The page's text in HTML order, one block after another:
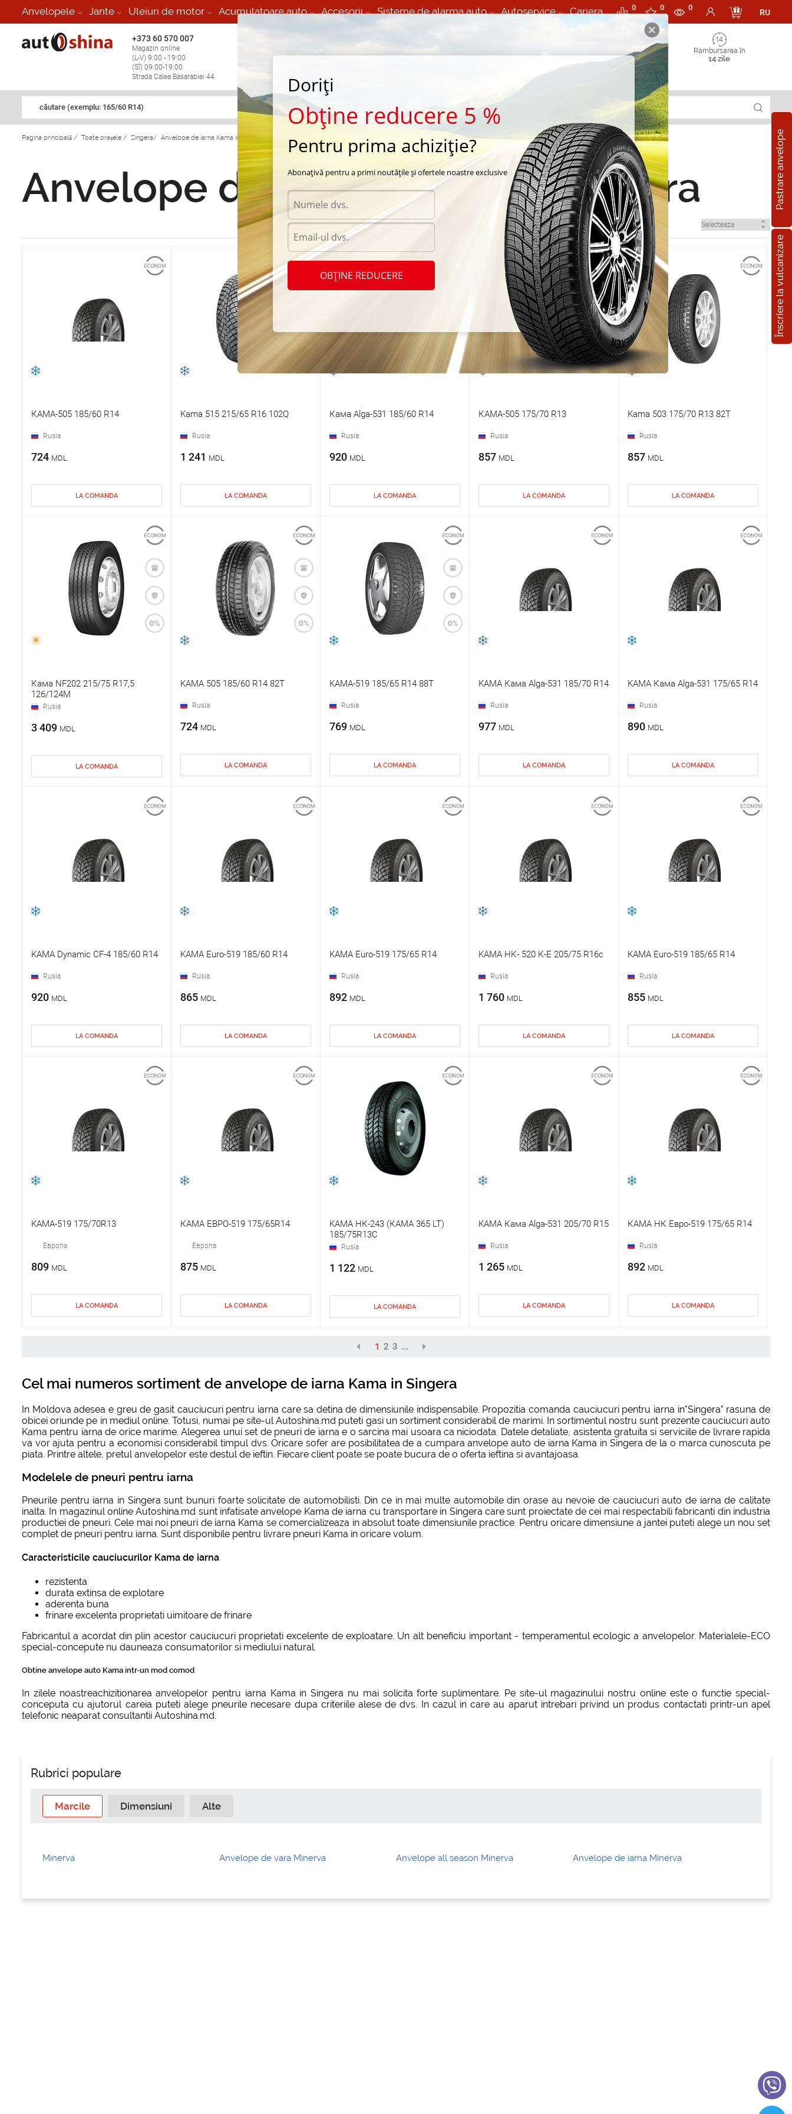
Anvelopele Jante Uleiuri de motor Acumulatoare auto Accesorii Sisteme de alarma auto Autoservice Cariera 0 0 0
RU
+373 60 570 007
Magazin online
(L-V) 9:00 - 19:00
(Sî) 09:00-19:00
Strada Calea Basarabiei 44
stop în toate regiunile
(L-V) 9:00 - 19:00
Rambursarea în
14 zile
căutare (exemplu: 165/60 R14)
Pastrare anvelope
Înscriere la vulcanizare
Pagina principală / Toate orașele / Singera/ Anvelope de iarna Kama in Singera /
Anvelope de iarna Kama in Singera
КАМА-505 185/60 R14
Rusia
724 MDL
LA COMANDA
Kama 515 215/65 R16 102Q
Rusia
1 241 MDL
LA COMANDA
Кама Alga-531 185/60 R14
Rusia
920 MDL
LA COMANDA
КАМА-505 175/70 R13
Rusia
857 MDL
LA COMANDA
Kama 503 175/70 R13 82T
Rusia
857 MDL
LA COMANDA
Кама NF202 215/75 R17,5
126/124M
Rusia
3 409 MDL
LA COMANDA
KAMA 505 185/60 R14 82T
Rusia
724 MDL
LA COMANDA
KAMA-519 185/65 R14 88T
Rusia
769 MDL
LA COMANDA
KAMA Кама Alga-531 185/70 R14
Rusia
977 MDL
LA COMANDA
KAMA Кама Alga-531 175/65 R14
Rusia
890 MDL
LA COMANDA
KAMA Dynamic CF-4 185/60 R14
Rusia
920 MDL
LA COMANDA
KAMA Еuro-519 185/60 R14
Rusia
865 MDL
LA COMANDA
KAMA Еuro-519 175/65 R14
Rusia
892 MDL
LA COMANDA
KAMA НК- 520 К-Е 205/75 R16c
Rusia
1 760 MDL
LA COMANDA
KAMA Еuro-519 185/65 R14
Rusia
855 MDL
LA COMANDA
KAMA-519 175/70R13
Европа
809 MDL
LA COMANDA
КАМА ЕВРО-519 175/65R14
Европа
875 MDL
LA COMANDA
KAMA НК-243 (КАМА 365 LT)
185/75R13C
Rusia
1 122 MDL
LA COMANDA
KAMA Кама Alga-531 205/70 R15
Rusia
1 265 MDL
LA COMANDA
КАМА НК Евро-519 175/65 R14
Rusia
892 MDL
LA COMANDA
1 2 3 ...
Cel mai numeros sortiment de anvelope de iarna Kama in Singera
In Moldova adesea e greu de gasit cauciucuri pentru iarna care sa detina de dimensiunile indispensabile. Propozitia comanda cauciucuri pentru iarna in"Singera" rasuna de
obicei oriunde pe in mediul online. Totusi, numai pe site-ul Autoshina.md puteti gasi un sortiment considerabil de marimi. In sortimentul nostru sunt prezente cauciucuri auto
Kama pentru iarna de orice marime. Alegerea unui set de pneuri de iarna e o sarcina mai usoara ca niciodata. Datele detaliate, asistenta gratuita si serviciile de livrare rapida
va vor ajuta pentru a economisi considerabil timpul dvs. Oricare sofer are posibilitatea de a cumpara anvelope auto de iarna Kama in Singera de la o marca cunoscuta pe
piata. Printre altele, pretul anvelopelor este destul de ieftin. Fiecare client poate se poate bucura de o oferta ieftina si avantajoasa.
Modelele de pneuri pentru iarna
Pneurile pentru iarna in Singera sunt bunuri foarte solicitate de automobilisti. Din ce in mai multe automobile din orase au nevoie de cauciucuri auto de iarna de calitate
inalta. In magazinul online Autoshina.md sunt infatisate anvelope Kama de iarna cu transportare in Singera care sunt proiectate de cei mai respectabili fabricanti din industria
productiei de pneuri. Cele mai noi pneuri de iarna Kama se comercializeaza in absolut toate dimensiunile practice. Pentru oricare dimensiune a jantei puteti alege un nou set
complet de pneuri pentru iarna. Sunt disponibile pentru livrare pneuri Kama in oricare volum.
Caracteristicile cauciucurilor Kama de iarna
rezistenta
durata extinsa de explotare
aderenta buna
frinare excelenta proprietati uimitoare de frinare
Fabricantul a acordat din plin acestor cauciucuri proprietati excelente de exploatare. Un alt beneficiu important - temperamentul ecologic a anvelopelor. Materialele-ECO
special-concepute nu dauneaza consumatorilor si mediului natural.
Obtine anvelope auto Kama intr-un mod comod
In zilele noastreachizitionarea anvelopelor pentru iarna Kama in Singera nu mai solicita forte suplimentare. Pe site-ul magazinului nostru online este o functie special-
conceputa cu ajutorul careia puteti alege pneurile necesare dupa criteriile alese de dvs. In cazul in care au aparut intrebari privind un produs contactati printr-un apel
telefonic neaparat consultantii Autoshina.md.
Rubrici populare
Marcile Dimensiuni Alte
Minerva Anvelope de vara Minerva Anvelope all season Minerva Anvelope de iarna Minerva
Doriți
Obține reducere 5 %
Pentru prima achiziție?
Abonațivă pentru a primi noutățile și ofertele noastre exclusive
OBȚINE REDUCERE